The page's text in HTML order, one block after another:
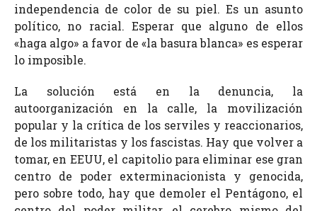
independencia de color de su piel. Es un asunto
político, no racial. Esperar que alguno de ellos
«haga algo» a favor de «la basura blanca» es esperar
lo imposible.
La solución está en la denuncia, la
autoorganización en la calle, la movilización
popular y la crítica de los serviles y reaccionarios,
de los militaristas y los fascistas. Hay que volver a
tomar, en EEUU, el capitolio para eliminar ese gran
centro de poder exterminacionista y genocida,
pero sobre todo, hay que demoler el Pentágono, el